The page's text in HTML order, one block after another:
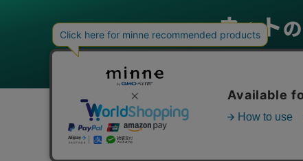
グループサービス
インターネットサービス